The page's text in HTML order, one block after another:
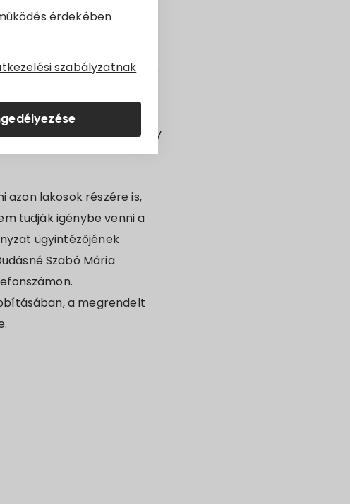
érdekében
szabályzatnak
Kormánya a
elérhető áron történő
az interneten a
követően ugyanúgy
lakosok részére is,
tudják igénybe venni a
ügyintézőjének
Szabó Mária
a megrendelt